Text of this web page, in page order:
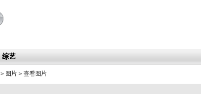
综艺
> 图片 > 查看图片